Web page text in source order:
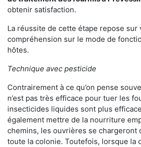
obtenir satisfaction.
La réussite de cette étape repose sur
compréhension sur le mode de
hôtes.
Technique avec pesticide
Contrairement à ce qu’on pense
n’est pas très efficace pour tuer les
insecticides liquides sont plus
également mettre de la nourriture
chemins, les ouvrières se chargeront
toute la colonie. Toutefois, lorsque la